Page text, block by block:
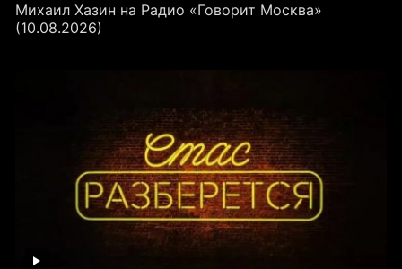
Михаил Хазин на Радио «Говорит Москва»
(10.08.2026)